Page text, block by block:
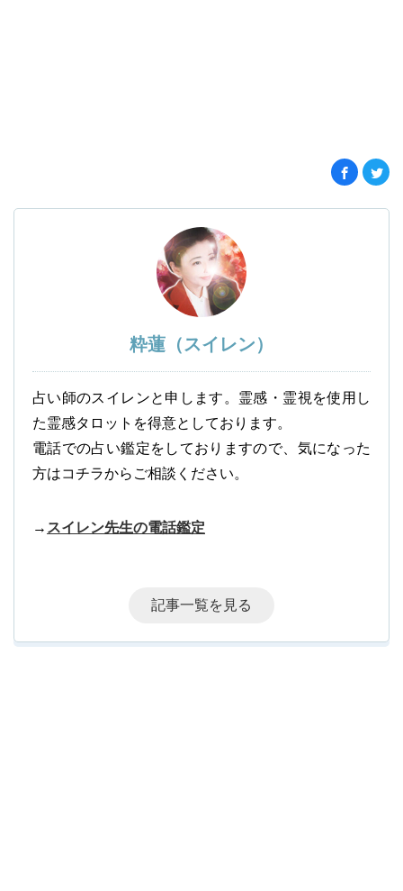
粋蓮（スイレン）
占い師のスイレンと申します。霊感・霊視を使用し
た霊感タロットを得意としております。
電話での占い鑑定をしておりますので、気になった
方はコチラからご相談ください。
→ スイレン先生の電話鑑定
記事一覧を見る